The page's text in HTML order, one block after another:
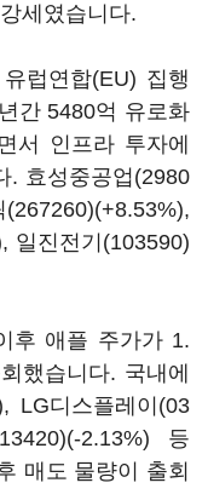
세였습니다.
럽연합(EU) 집행
간 5480억 유로화
서 인프라 투자에
. 효성중공업(2980
(267260)(+8.53%),
일진전기(103590)
후 애플 주가가 1.
했습니다. 국내에
LG디스플레이(03
(-2.13%) 등
매도 물량이 출회